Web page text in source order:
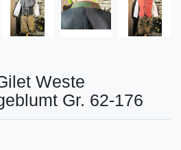
Weste
Gr. 62-176